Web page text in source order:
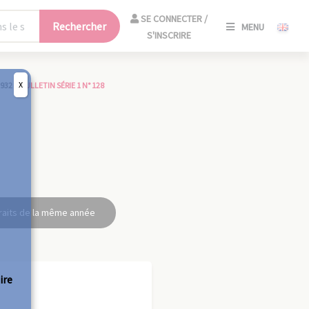
Rechercher
SE CONNECTER /
S'INSCRIRE
MENU
>BULLETIN SÉRIE 1 N° 128
de la même année
X